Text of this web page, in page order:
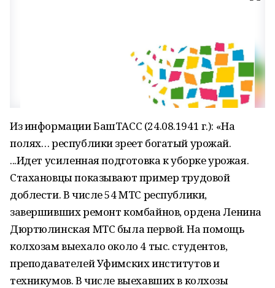
Из информации БашТАСС (24.08.1941 г.): «На
полях… республики зреет богатый урожай.
...Идет усиленная подготовка к уборке урожая.
Стахановцы показывают пример трудовой
доблести. В числе 54 МТС республики,
завершивших ремонт комбайнов, ордена Ленина
Дюртюлинская МТС была первой. На помощь
колхозам выехало около 4 тыс. студентов,
преподавателей Уфимских институтов и
техникумов. В числе выехавших в колхозы